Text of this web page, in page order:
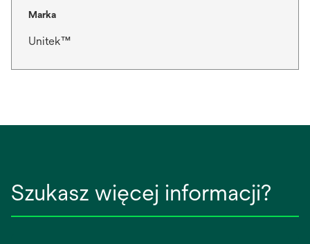
Marka
Unitek™
Szukasz więcej informacji?